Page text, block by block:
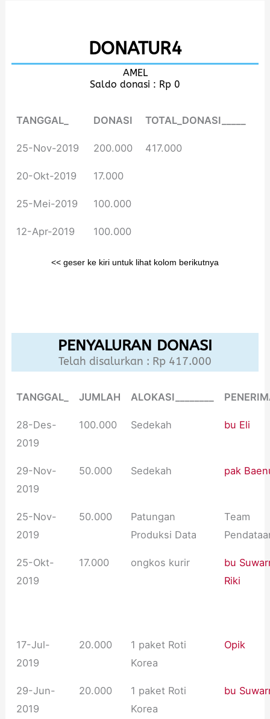
DONATUR4
AMEL
Saldo donasi : Rp 0
TANGGAL_ DONASI TOTAL_DONASI_____
25-Nov-2019 200.000 417.000
20-Okt-2019 17.000
25-Mei-2019 100.000
12-Apr-2019 100.000
<< geser ke kiri untuk lihat kolom berikutnya
PENYALURAN DONASI
Telah disalurkan : Rp 417.000
TANGGAL_ JUMLAH ALOKASI________
28-Des-
2019
100.000 Sedekah bu Eli
29-Nov-
2019
50.000 Sedekah pak
25-Nov-
2019
50.000
Patungan
Produksi Data
Team
25-Okt-
2019
17.000 ongkos kurir
bu
Riki
17-Jul-
2019
20.000
1 paket Roti
Korea
Opik
29-Jun-
2019
20.000
1 paket Roti
Korea
bu